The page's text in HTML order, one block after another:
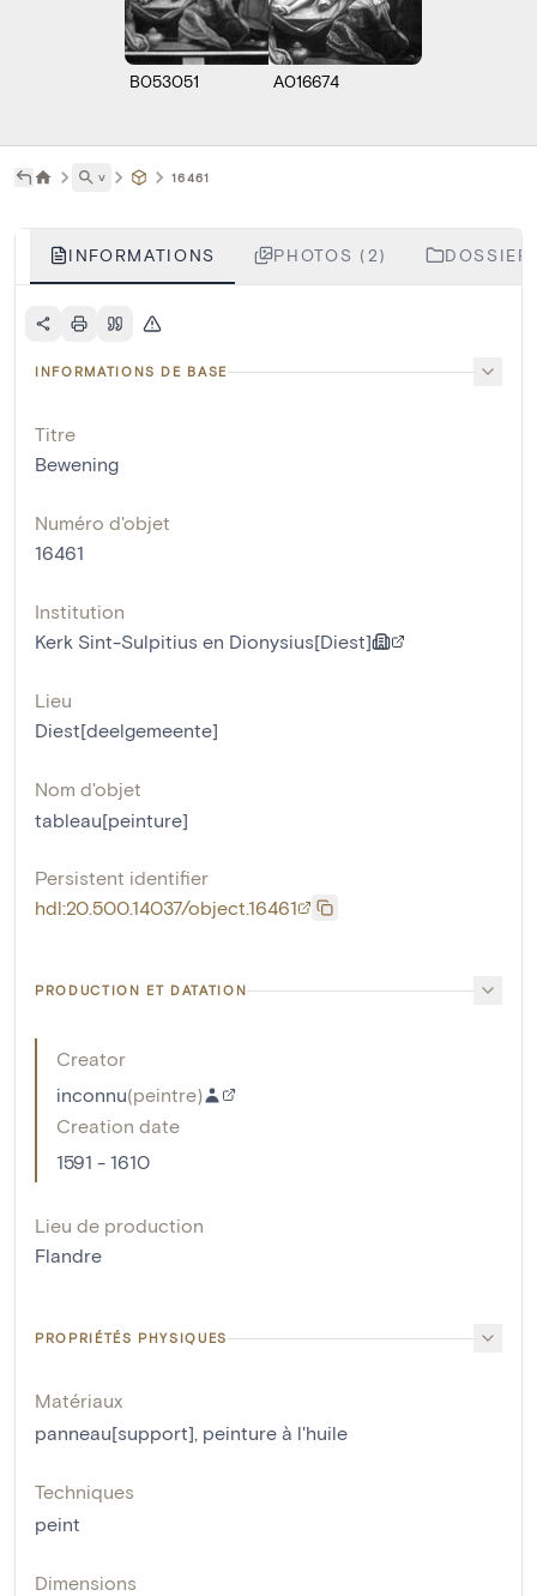
B053051 A016674
˅ 16461
INFORMATIONS PHOTOS (2)
INFORMATIONS DE BASE
Titre
Bewening
Numéro d'objet
16461
Institution
Kerk Sint-Sulpitius en Dionysius[Diest]
Lieu
Diest[deelgemeente]
Nom d'objet
tableau[peinture]
Persistent identifier
hdl:20.500.14037/object.16461
PRODUCTION ET DATATION
Creator
inconnu(peintre)
Creation date
1591 - 1610
Lieu de production
Flandre
PROPRIÉTÉS PHYSIQUES
Matériaux
panneau[support], peinture à l'huile
Techniques
peint
Dimensions